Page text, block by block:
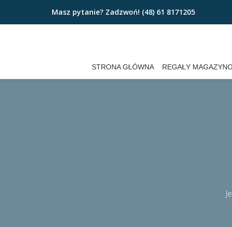
Przejdź
Masz pytanie? Zadzwoń! (48) 61 8171205
STRONA GŁÓWNA REGAŁY